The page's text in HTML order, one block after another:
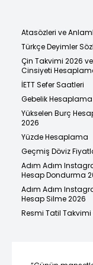
Atasözleri ve
Türkçe Deyimler
Çin Takvimi 2026
Cinsiyeti
İETT Sefer Saatleri
Gebelik Hesaplama
Yükselen Burç
2026
Yüzde Hesaplama
Geçmiş Döviz
Adım Adım
Hesap Dondurma
Adım Adım
Hesap Silme 2026
Resmi Tatil Takvimi